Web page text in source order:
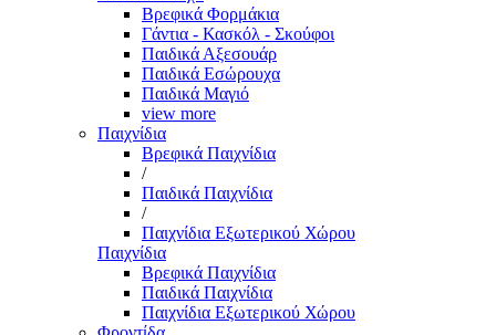
Βρεφικά Φορμάκια
Γάντια - Κασκόλ - Σκούφοι
Παιδικά Αξεσουάρ
Παιδικά Εσώρουχα
Παιδικά Μαγιό
view more
Παιχνίδια
Βρεφικά Παιχνίδια
/
Παιδικά Παιχνίδια
/
Παιχνίδια Εξωτερικού Χώρου
Παιχνίδια
Βρεφικά Παιχνίδια
Παιδικά Παιχνίδια
Παιχνίδια Εξωτερικού Χώρου